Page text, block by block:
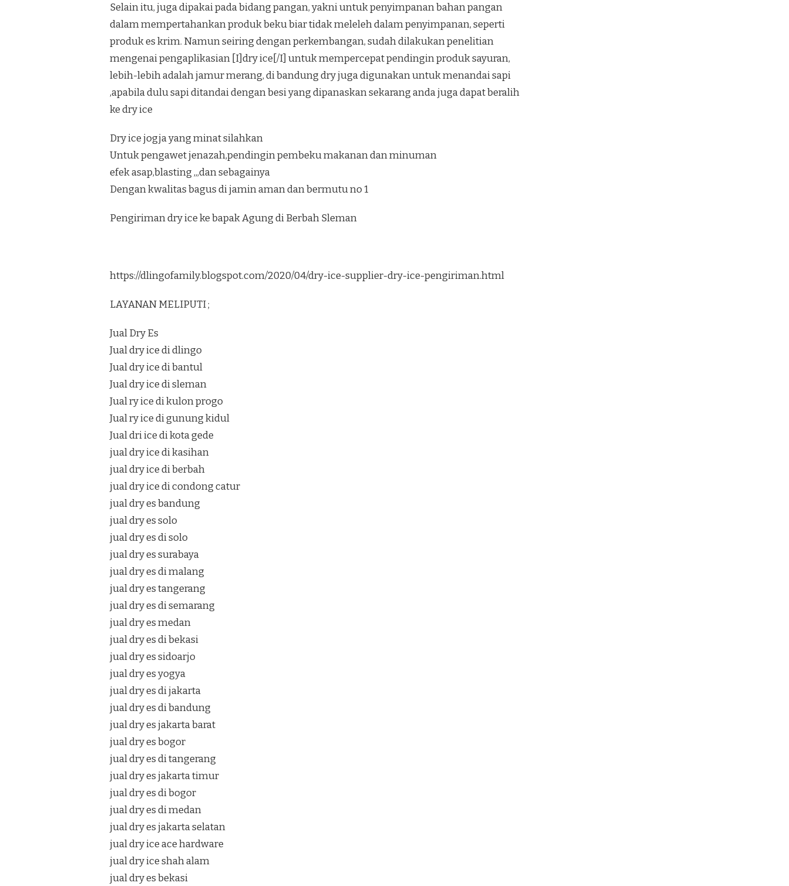
Selain itu, juga dipakai pada bidang pangan, yakni untuk penyimpanan bahan pangan
dalam mempertahankan produk beku biar tidak meleleh dalam penyimpanan, seperti
produk es krim. Namun seiring dengan perkembangan, sudah dilakukan penelitian
mengenai pengaplikasian [I]dry ice[/I] untuk mempercepat pendingin produk sayuran,
lebih-lebih adalah jamur merang, di bandung dry juga digunakan untuk menandai sapi
,apabila dulu sapi ditandai dengan besi yang dipanaskan sekarang anda juga dapat beralih
ke dry ice
Dry ice jogja yang minat silahkan
Untuk pengawet jenazah,pendingin pembeku makanan dan minuman
efek asap,blasting ,,,dan sebagainya
Dengan kwalitas bagus di jamin aman dan bermutu no 1
Pengiriman dry ice ke bapak Agung di Berbah Sleman
https://dlingofamily.blogspot.com/2020/04/dry-ice-supplier-dry-ice-pengiriman.html
LAYANAN MELIPUTI ;
Jual Dry Es
Jual dry ice di dlingo
Jual dry ice di bantul
Jual dry ice di sleman
Jual ry ice di kulon progo
Jual ry ice di gunung kidul
Jual dri ice di kota gede
jual dry ice di kasihan
jual dry ice di berbah
jual dry ice di condong catur
jual dry es bandung
jual dry es solo
jual dry es di solo
jual dry es surabaya
jual dry es di malang
jual dry es tangerang
jual dry es di semarang
jual dry es medan
jual dry es di bekasi
jual dry es sidoarjo
jual dry es yogya
jual dry es di jakarta
jual dry es di bandung
jual dry es jakarta barat
jual dry es bogor
jual dry es di tangerang
jual dry es jakarta timur
jual dry es di bogor
jual dry es di medan
jual dry es jakarta selatan
jual dry ice ace hardware
jual dry ice shah alam
jual dry es bekasi